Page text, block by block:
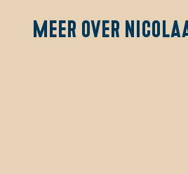
Meer over